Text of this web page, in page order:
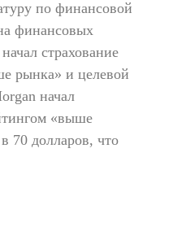
по финансовой
финансовых
страхование
рынка» и целевой
начал
«выше
70 долларов, что